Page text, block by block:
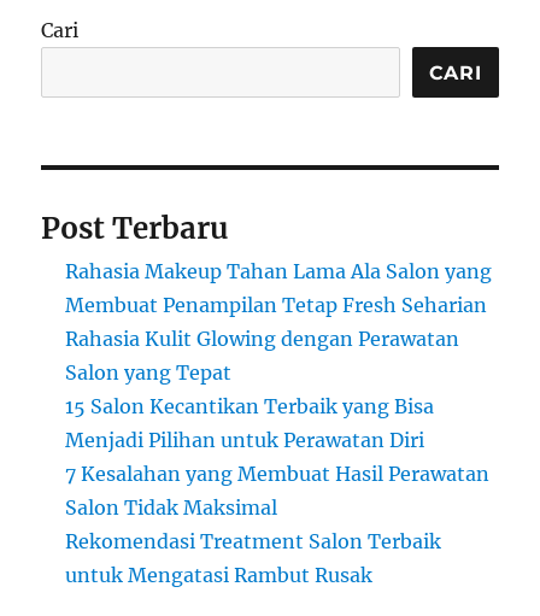
untuk
Tiket
dan
Cari
CARI
Post Terbaru
Rahasia Makeup Tahan Lama Ala Salon yang
Membuat Penampilan Tetap Fresh Seharian
Rahasia Kulit Glowing dengan Perawatan
Salon yang Tepat
15 Salon Kecantikan Terbaik yang Bisa
Menjadi Pilihan untuk Perawatan Diri
7 Kesalahan yang Membuat Hasil Perawatan
Salon Tidak Maksimal
Rekomendasi Treatment Salon Terbaik
untuk Mengatasi Rambut Rusak